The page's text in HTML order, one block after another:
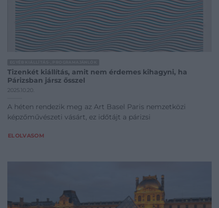
Tizenkét kiállítás, amit nem érdemes kihagyni, ha
Párizsban jársz ősszel
2025.10.20.
A héten rendezik meg az Art Basel Paris nemzetközi
képzőművészeti vásárt, ez időtájt a párizsi
ELOLVASOM